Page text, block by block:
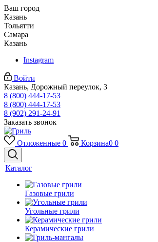
Ваш город
Казань
Тольятти
Самара
Казань
Instagram
Войти
Казань, Дорожный переулок, 3
8 (800) 444-17-53
8 (800) 444-17-53
8 (902) 291-24-91
Заказать звонок
Отложенные 0 Корзина0 0
Каталог
Газовые грили
Угольные грили
Керамические грили